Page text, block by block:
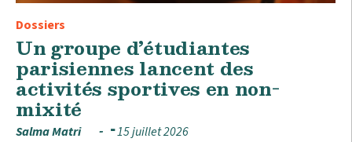
Dossiers
Un groupe d’étudiantes
parisiennes lancent des
activités sportives en non-
mixité
Salma Matri 15 juillet 2026